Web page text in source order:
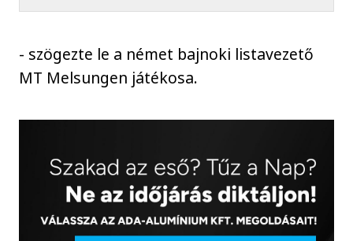
- szögezte le a német bajnoki listavezető
MT Melsungen játékosa.